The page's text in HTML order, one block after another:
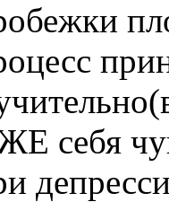
себя